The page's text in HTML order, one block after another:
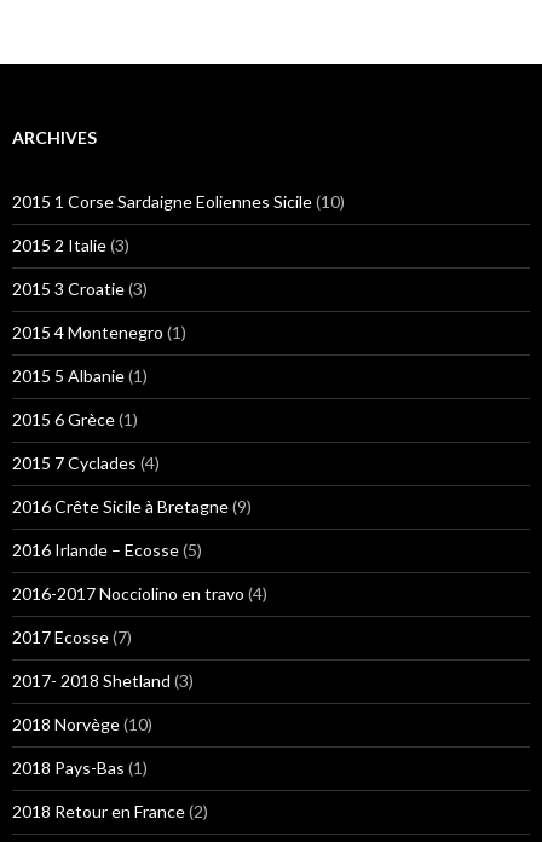
ARCHIVES
2015 1 Corse Sardaigne Eoliennes Sicile(10)
2015 2 Italie(3)
2015 3 Croatie(3)
2015 4 Montenegro (1)
2015 5 Albanie(1)
2015 6 Grèce(1)
2015 7 Cyclades (4)
2016 Crête Sicile à Bretagne(9)
2016 Irlande – Ecosse(5)
2016-2017 Nocciolino en travo (4)
2017 Ecosse(7)
2017- 2018 Shetland (3)
2018 Norvège(10)
2018 Pays-Bas (1)
2018 Retour en France(2)